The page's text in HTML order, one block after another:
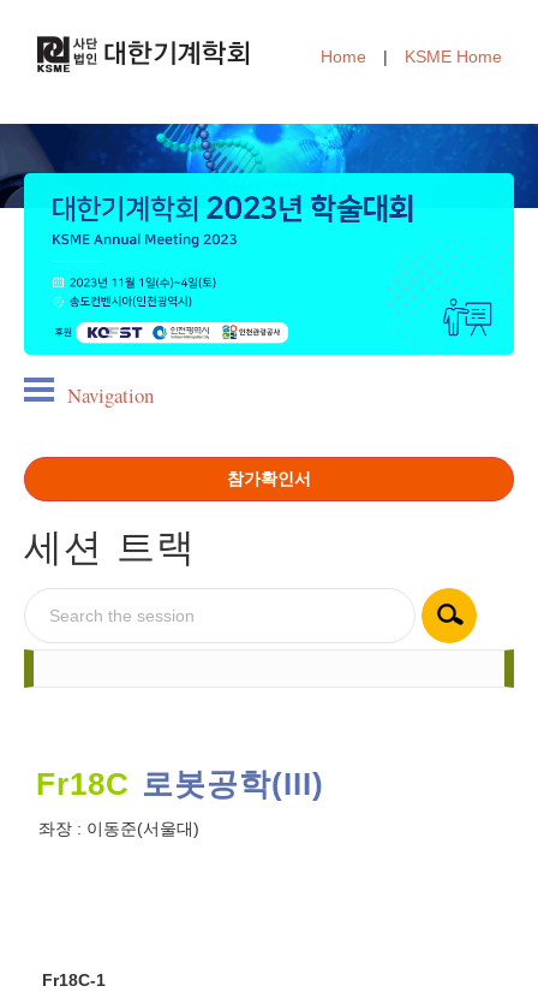
Home | KSME Home
Navigation
참가확인서
세션 트랙
Fr18C 로봇공학(III)
좌장 : 이동준(서울대)
Fr18C-1